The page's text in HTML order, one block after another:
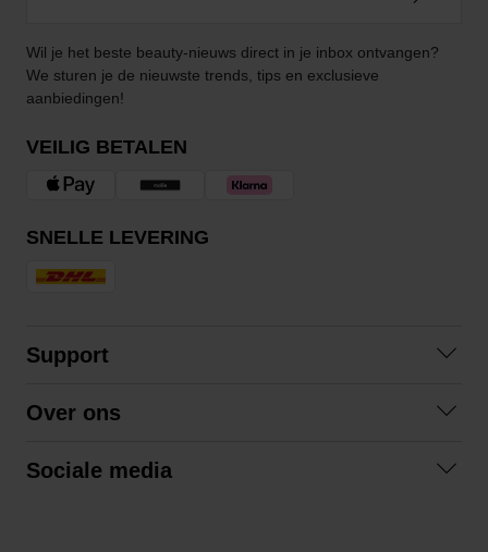
Wil je het beste beauty-nieuws direct in je inbox ontvangen?
We sturen je de nieuwste trends, tips en exclusieve
aanbiedingen!
VEILIG BETALEN
SNELLE LEVERING
Support
Algemene voorwaarden
Over ons
Sociale media